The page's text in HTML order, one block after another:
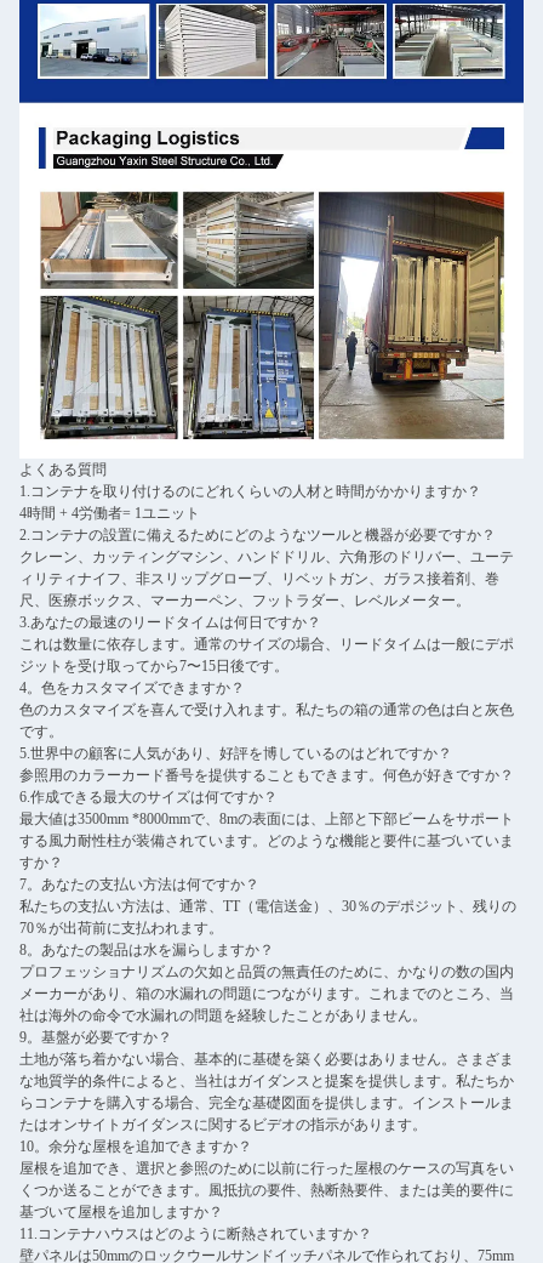
よくある質問
1.コンテナを取り付けるのにどれくらいの人材と時間がかかりますか？
4時間 + 4労働者= 1ユニット
2.コンテナの設置に備えるためにどのようなツールと機器が必要ですか？
クレーン、カッティングマシン、ハンドドリル、六角形のドリバー、ユーテ
ィリティナイフ、非スリップグローブ、リベットガン、ガラス接着剤、巻
尺、医療ボックス、マーカーペン、フットラダー、レベルメーター。
3.あなたの最速のリードタイムは何日ですか？
これは数量に依存します。通常のサイズの場合、リードタイムは一般にデポ
ジットを受け取ってから7〜15日後です。
4。色をカスタマイズできますか？
色のカスタマイズを喜んで受け入れます。私たちの箱の通常の色は白と灰色
です。
5.世界中の顧客に人気があり、好評を博しているのはどれですか？
参照用のカラーカード番号を提供することもできます。何色が好きですか？
6.作成できる最大のサイズは何ですか？
最大値は3500mm *8000mmで、8mの表面には、上部と下部ビームをサポート
する風力耐性柱が装備されています。どのような機能と要件に基づいていま
すか？
7。あなたの支払い方法は何ですか？
私たちの支払い方法は、通常、TT（電信送金）、30％のデポジット、残りの
70％が出荷前に支払われます。
8。あなたの製品は水を漏らしますか？
プロフェッショナリズムの欠如と品質の無責任のために、かなりの数の国内
メーカーがあり、箱の水漏れの問題につながります。これまでのところ、当
社は海外の命令で水漏れの問題を経験したことがありません。
9。基盤が必要ですか？
土地が落ち着かない場合、基本的に基礎を築く必要はありません。さまざま
な地質学的条件によると、当社はガイダンスと提案を提供します。私たちか
らコンテナを購入する場合、完全な基礎図面を提供します。インストールま
たはオンサイトガイダンスに関するビデオの指示があります。
10。余分な屋根を追加できますか？
屋根を追加でき、選択と参照のために以前に行った屋根のケースの写真をい
くつか送ることができます。風抵抗の要件、熱断熱要件、または美的要件に
基づいて屋根を追加しますか？
11.コンテナハウスはどのように断熱されていますか？
壁パネルは50mmのロックウールサンドイッチパネルで作られており、75mm